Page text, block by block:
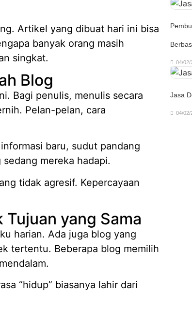
Artikel yang dibuat hari ini bisa
banyak orang masih
singkat.
Blog
Bagi penulis, menulis secara
Pelan-pelan, cara
baru, sudut pandang
mereka hadapi.
tidak agresif. Kepercayaan
yang Sama
harian. Ada juga blog yang
tertentu. Beberapa blog memilih
“hidup” biasanya lahir dari
04/02/
Jasa
04/02/